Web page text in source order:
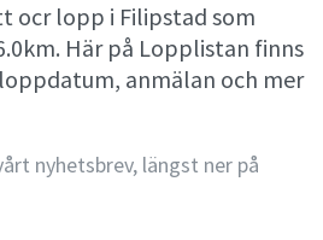
ocr lopp i Filipstad som
Här på Lopplistan finns
anmälan och mer
nyhetsbrev, längst ner på